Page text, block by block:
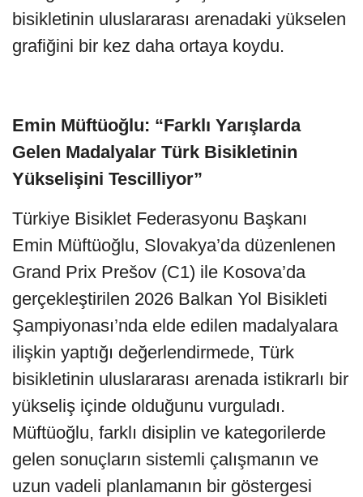
bisikletinin uluslararası arenadaki yükselen
grafiğini bir kez daha ortaya koydu.
Emin Müftüoğlu: “Farklı Yarışlarda
Gelen Madalyalar Türk Bisikletinin
Yükselişini Tescilliyor”
Türkiye Bisiklet Federasyonu Başkanı
Emin Müftüoğlu, Slovakya’da düzenlenen
Grand Prix Prešov (C1) ile Kosova’da
gerçekleştirilen 2026 Balkan Yol Bisikleti
Şampiyonası’nda elde edilen madalyalara
ilişkin yaptığı değerlendirmede, Türk
bisikletinin uluslararası arenada istikrarlı bir
yükseliş içinde olduğunu vurguladı.
Müftüoğlu, farklı disiplin ve kategorilerde
gelen sonuçların sistemli çalışmanın ve
uzun vadeli planlamanın bir göstergesi